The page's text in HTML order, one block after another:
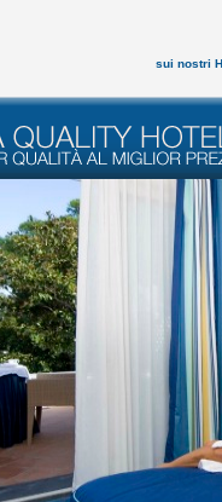
sui nostri